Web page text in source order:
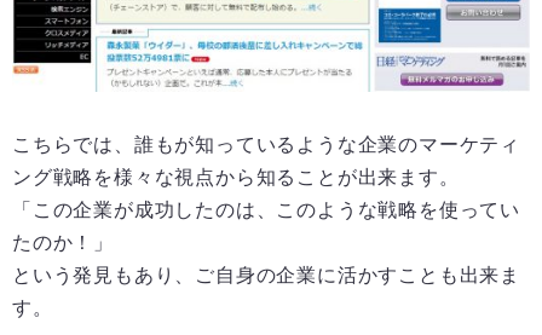
こちらでは、誰もが知っているような企業のマーケティ
ング戦略を様々な視点から知ることが出来ます。
「この企業が成功したのは、このような戦略を使ってい
たのか！」
という発見もあり、ご自身の企業に活かすことも出来ま
す。